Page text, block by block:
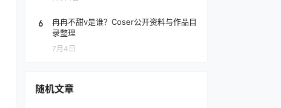
6
冉冉不甜v是谁？Coser公开资料与作品目
录整理
7月4日
随机文章